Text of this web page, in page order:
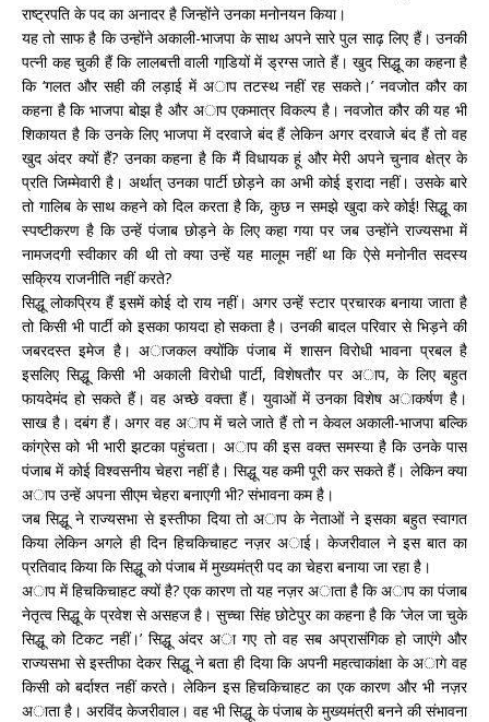
राष्ट्रपति के पद का अनादर है जिन्होंने उनका मनोनयन किया।
यह तो साफ है कि उन्होंने अकाली-भाजपा के साथ अपने सारे पुल साढ़ लिए हैं। उनकी
पत्नी कह चुकी हैं कि लालबत्ती वाली गाडि़यों में ड्रग्स जाते हैं। खुद सिद्धू का कहना है
कि ‘गलत और सही की लड़ाई में अाप तटस्थ नहीं रह सकते।’ नवजोत कौर का
कहना है कि भाजपा बोझ है और अाप एकमात्र विकल्प है। नवजोत कौर की यह भी
शिकायत है कि उनके लिए भाजपा में दरवाजे बंद हैं लेकिन अगर दरवाजे बंद हैं तो वह
खुद अंदर क्यों हैं? उनका कहना है कि मैं विधायक हूं और मेरी अपने चुनाव क्षेत्र के
प्रति जिम्मेवारी है। अर्थात् उनका पार्टी छोड़ने का अभी कोई इरादा नहीं। उसके बारे
तो गालिब के साथ कहने को दिल करता है कि, कुछ न समझे खुदा करे कोई! सिद्धू का
स्पष्टीकरण है कि उन्हें पंजाब छोड़ने के लिए कहा गया पर जब उन्होंने राज्यसभा में
नामजदगी स्वीकार की थी तो क्या उन्हें यह मालूम नहीं था कि ऐसे मनोनीत सदस्य
सक्रिय राजनीति नहीं करते?
सिद्धू लोकप्रिय हैं इसमें कोई दो राय नहीं। अगर उन्हें स्टार प्रचारक बनाया जाता है
तो किसी भीपार्टी को इसका फायदा हो सकता है। उनकी बादल परिवार से भिड़ने की
जबरदस्त इमेज है। अाजकल क्योंकि पंजाब में शासन विरोधी भावना प्रबल है
इसलिए सिद्धू किसी भी अकाली विरोधी पार्टी, विशेषतौर पर अाप, के लिए बहुत
फायदेमंद हो सकते हैं। वह अच्छे वक्ता हैं। युवाओं में उनका विशेष अाकर्षण है।
साख है। दबंग हैं। अगर वह अाप में चले जाते हैं तो न केवल अकाली-भाजपा बल्कि
कांग्रेस को भी भारी झटका पहुंचता। अाप की इस वक्त समस्या है कि उनके पास
पंजाब में कोई विश्वसनीय चेहरा नहीं है। सिद्धू यह कमी पूरी कर सकते हैं। लेकिन क्या
अाप उन्हें अपना सीएम चेहरा बनाएगी भी? संभावना कम है।
जब सिद्धू ने राज्यसभा से इस्तीफा दिया तो अाप के नेताओं ने इसका बहुत स्वागत
किया लेकिन अगले ही दिन हिचकिचाहट नज़र अाई। केजरीवाल ने इस बात का
प्रतिवाद किया कि सिद्धू को पंजाब में मुख्यमंत्री पद का चेहरा बनाया जा रहा है।
अाप में हिचकिचाहट क्यों है? एक कारण तो यह नज़र अाता है कि अाप का पंजाब
नेतृत्व सिद्धू के प्रवेश से असहज है। सुच्चा सिंह छोटेपुर का कहना है कि ‘जेल जा चुके
सिद्धू को टिकट नहीं।’ सिद्धू अंदर अा गए तो वह सब अप्रासंगिक हो जाएंगे और
राज्यसभा से इस्तीफा देकर सिद्धू ने बता ही दिया कि अपनी महत्वाकांक्षा के अागे वह
किसी को बर्दाश्त नहीं करते। लेकिन इस हिचकिचाहट का एक कारण और भी नज़र
अाता है। अरविंद केजरीवाल। वह भी सिद्धू के पंजाब के मुख्यमंत्री बनने की संभावना